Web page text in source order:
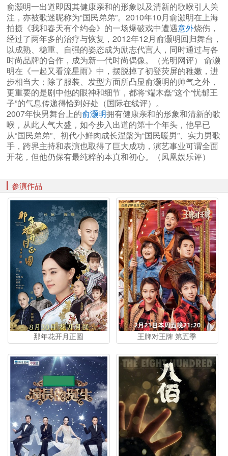
俞灏明一出道即因其健康亲和的形象以及清新的歌喉引人关
注，亦被歌迷昵称为“国民弟弟”。2010年10月俞灏明在上海
拍摄《我和春天有个约会》的一场爆破戏中遭遇意外烧伤，
经过了两年多的治疗与恢复，2012年12月俞灏明回归舞台，
以成熟、稳重、自强的姿态成为励志代言人，同时通过与各
时尚品牌的合作，成为新一代时尚偶像。（光明网评） 俞灏
明在《一起又看流星雨》中，摆脱掉了初登荧屏的稚嫩，进
步相当大；除了服装、发型方面所凸显俞灏明的帅气之外，
更重要的是剧中他的眼神和细节，都将“端木磊”这个“忧郁王
子”的气息传递得恰到好处（国际在线评）。
2007年快男舞台上的俞灏明拥有健康亲和的形象和清新的歌
喉，从此人气大盛，如今步入出道的第十个年头，他早已
从“国民弟弟”、初代小鲜肉成长涅槃为“国民暖男”、实力男歌
手，跨界主持和表演也取得了巨大成功，演艺事业可谓全面
开花，但他仍保有最纯粹的本真和初心。（凤凰娱乐评）
参演作品
那年花开月正圆 王牌对王牌 第五季